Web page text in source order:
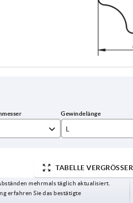
L
15
20
TABELLE VERGRÖSSERN
mehrmals täglich aktualisiert.
erfahren Sie das bestätigte